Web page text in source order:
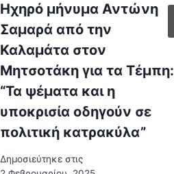
Ηχηρό μήνυμα Αντώνη
Σαμαρά από την
Καλαμάτα στον
Μητσοτάκη για τα Τέμπη:
“Τα ψέματα και η
υποκρισία οδηγούν σε
πολιτική κατρακύλα”
Δημοσιεύτηκε στις